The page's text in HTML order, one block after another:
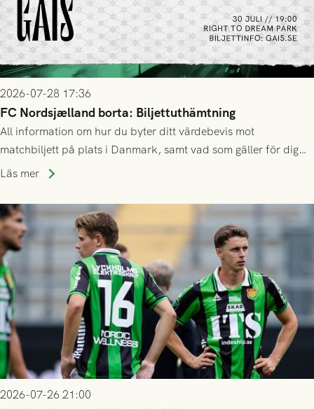
2026-07-28 17:36
FC Nordsjælland borta: Biljettuthämtning
All information om hur du byter ditt värdebevis mot
matchbiljett på plats i Danmark, samt vad som gäller för dig
som står på reservlista eller fått förhinder.
Läs mer
2026-07-26 21:00